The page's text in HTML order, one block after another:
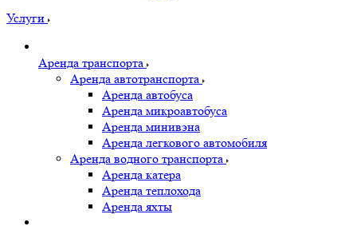
Услуги
Аренда транспорта
Аренда автотранспорта
Аренда автобуса
Аренда микроавтобуса
Аренда минивэна
Аренда легкового автомобиля
Аренда водного транспорта
Аренда катера
Аренда теплохода
Аренда яхты